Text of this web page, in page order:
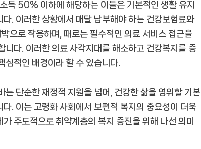
득 50% 이하에 해당하는 이들은 기본적인 생활 유지
. 이러한 상황에서 매달 납부해야 하는 건강보험료와
으로 작용하며, 때로는 필수적인 의료 서비스 접근을
니다. 이러한 의료 사각지대를 해소하고 건강복지를 증
심적인 배경이라 할 수 있습니다.
는 단순한 재정적 지원을 넘어, 건강한 삶을 영위할 기본
. 이는 고령화 사회에서 보편적 복지의 중요성이 더욱
주도적으로 취약계층의 복지 증진을 위해 나선 의미